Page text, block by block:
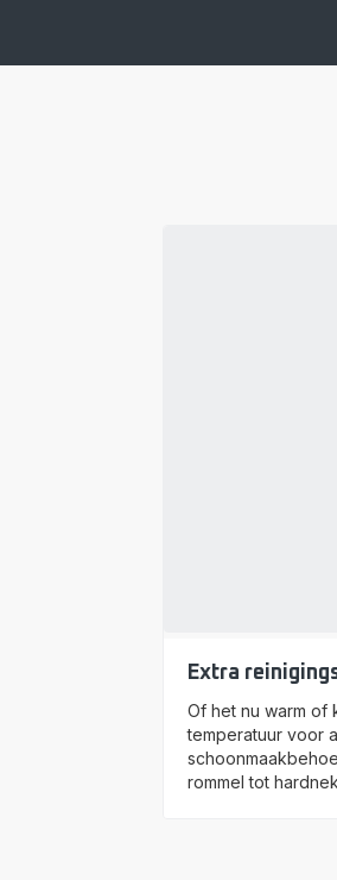
Extra
Of het nu warm of
temperatuur voor
rommel tot